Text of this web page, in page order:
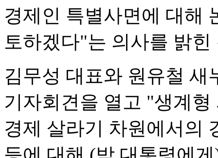
경제인 특별사면에 대해
토하겠다"는 의사를 밝
김무성 대표와 원유철 새
기자회견을 열고 "생계
경제 살라기 차원에서의